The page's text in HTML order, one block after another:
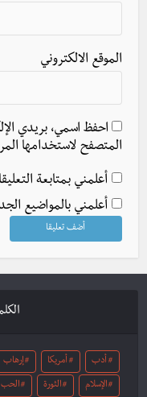
الموقع الالكتروني
احفظ اسمي، بريدي
المتصفح لاستخدامها
أعلمني بمتابعة
أعلمني بالمواضيع
أدب أمريكا إرهاب
الإسلام الثورة الحب